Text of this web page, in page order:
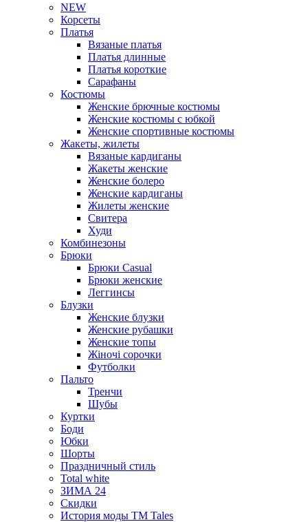
NEW
Корсеты
Платья
Вязаные платья
Платья длинные
Платья короткие
Сарафаны
Костюмы
Женские брючные костюмы
Женские костюмы с юбкой
Женские спортивные костюмы
Жакеты, жилеты
Вязаные кардиганы
Жакеты женские
Женские болеро
Женские кардиганы
Жилеты женские
Свитера
Худи
Комбинезоны
Брюки
Брюки Casual
Брюки женские
Леггинсы
Блузки
Женские блузки
Женские рубашки
Женские топы
Жіночі сорочки
Футболки
Пальто
Тренчи
Шубы
Куртки
Боди
Юбки
Шорты
Праздничный стиль
Total white
ЗИМА 24
Скидки
История моды ТМ Tales